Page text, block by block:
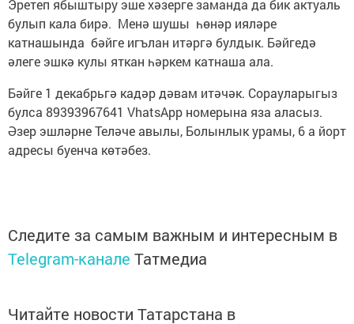
Эретеп ябыштыру эше хәзерге заманда да бик актуаль
булып кала бирә. Менә шушы һөнәр ияләре
катнашында бәйге игълан итәргә булдык. Бәйгедә
әлеге эшкә кулы яткан һәркем катнаша ала.
Бәйге 1 декабрьгә кадәр дәвам итәчәк. Сорауларыгыз
булса 89393967641 VhatsApp номерына яза аласыз.
Әзер эшләрне Теләче авылы, Болынлык урамы, 6 а йорт
адресы буенча көтәбез.
Следите за самым важным и интересным в
Telegram-канале Татмедиа
Читайте новости Татарстана в